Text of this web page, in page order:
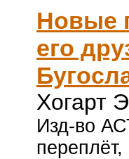
Новые
его
Хогарт
Изд-во